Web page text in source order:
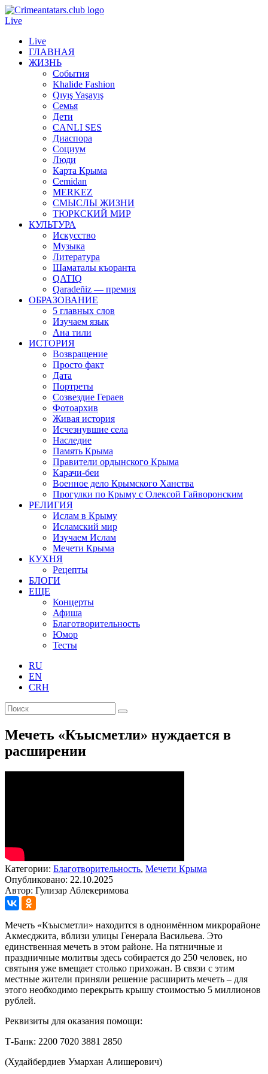
Live
Live
ГЛАВНАЯ
ЖИЗНЬ
События
Khalide Fashion
Qıyış Yaşayış
Семья
Дети
CANLI SES
Диаспора
Социум
Люди
Карта Крыма
Cemidan
МERKEZ
СМЫСЛЫ ЖИЗНИ
ТЮРКСКИЙ МИР
КУЛЬТУРА
Искусство
Музыка
Литература
Шаматалы къоранта
QATIQ
Qaradeñiz — премия
ОБРАЗОВАНИЕ
5 главных слов
Изучаем язык
Ана тили
ИСТОРИЯ
Возвращение
Просто факт
Дата
Портреты
Созвездие Гераев
Фотоархив
Живая история
Исчезнувшие села
Наследие
Память Крыма
Правители ордынского Крыма
Карачи-беи
Военное дело Крымского Ханства
Прогулки по Крыму с Олексой Гайворонским
РЕЛИГИЯ
Ислам в Крыму
Исламский мир
Изучаем Ислам
Мечети Крыма
КУХНЯ
Рецепты
БЛОГИ
ЕЩЕ
Концерты
Афиша
Благотворительность
Юмор
Тесты
RU
EN
CRH
Мечеть «Къысметли» нуждается в
расширении
Категории: Благотворительность, Мечети Крыма
Опубликовано: 22.10.2025
Автор: Гулизар Аблекеримова
Мечеть «Къысметли» находится в одноимённом микрорайоне
Акмесджита, вблизи улицы Генерала Васильева. Это
единственная мечеть в этом районе. На пятничные и
праздничные молитвы здесь собирается до 250 человек, но
святыня уже вмещает столько прихожан. В связи с этим
местные жители приняли решение расширить мечеть – для
этого необходимо перекрыть крышу стоимостью 5 миллионов
рублей.
Реквизиты для оказания помощи:
Т-Банк: 2200 7020 3881 2850
(Худайбердиев Умархан Алишерович)